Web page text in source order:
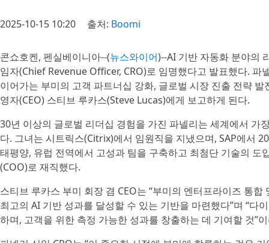
2025-10-15 10:20 출처: Boomi
콘쇼호켄, 펜실베이니아--(뉴스와이어)--AI 기반 자동화 분야의
임자(Chief Revenue Officer, CRO)로 임명했다고 발표했다.
이어가는 부미의 고객 파트너십 강화, 글로벌 시장 진출 전략
영자(CEO) 스티브 루카스(Steve Lucas)에게 보고하게 된다.
30년 이상의 글로벌 리더십 경험을 가진 파넬리는 세계에서 가
다. 그녀는 시트릭스(Citrix)에서 임원직을 지냈으며, SAP에서
태평양, 유럽 전역에서 고성과 팀을 구축하고 최첨단 기술의
(COO)로 재직했다.
스티브 루카스 부미 회장 겸 CEO는 “부미의 엔터프라이즈 통
최고의 AI 기반 성과를 달성할 수 있는 기반을 마련했다”며 “
하며, 고객을 위한 측정 가능한 성과를 창출하는 데 기여할 것”